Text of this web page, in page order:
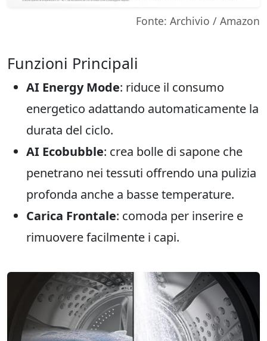
Fonte: Archivio / Amazon
Funzioni Principali
AI Energy Mode: riduce il consumo
energetico adattando automaticamente la
durata del ciclo.
AI Ecobubble: crea bolle di sapone che
penetrano nei tessuti offrendo una pulizia
profonda anche a basse temperature.
Carica Frontale: comoda per inserire e
rimuovere facilmente i capi.